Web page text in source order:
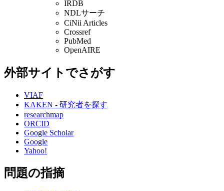
IRDB
NDLサーチ
CiNii Articles
Crossref
PubMed
OpenAIRE
外部サイトでさがす
VIAF
KAKEN - 研究者を探す
researchmap
ORCID
Google Scholar
Google
Yahoo!
問題の指摘